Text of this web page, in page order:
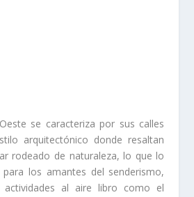
se caracteriza por sus calles
arquitectónico donde resaltan
rodeado de naturaleza, lo que lo
los amantes del senderismo,
al aire libro como el